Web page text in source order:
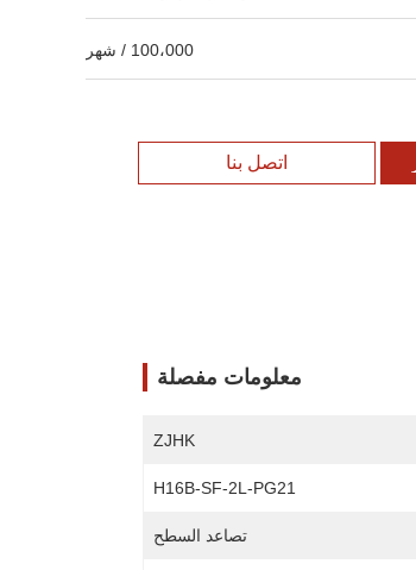
100،000 / شهر
اتصل بنا
معلومات مفصلة
ZJHK
H16B-SF-2L-PG21
تصاعد السطح